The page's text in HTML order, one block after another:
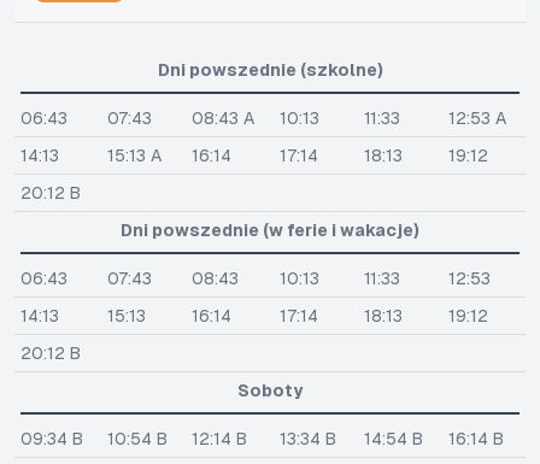
Dni powszednie (szkolne)
06:43 07:43 08:43 A 10:13 11:33
12:53 A
14:13
15:13 A 16:14 17:14 18:13
19:12
20:12 B
Dni powszednie (w ferie i wakacje)
06:43 07:43 08:43 10:13 11:33
12:53
14:13
15:13 16:14 17:14 18:13
19:12
20:12 B
Soboty
09:34 B 10:54 B 12:14 B 13:34 B 14:54 B
16:14 B